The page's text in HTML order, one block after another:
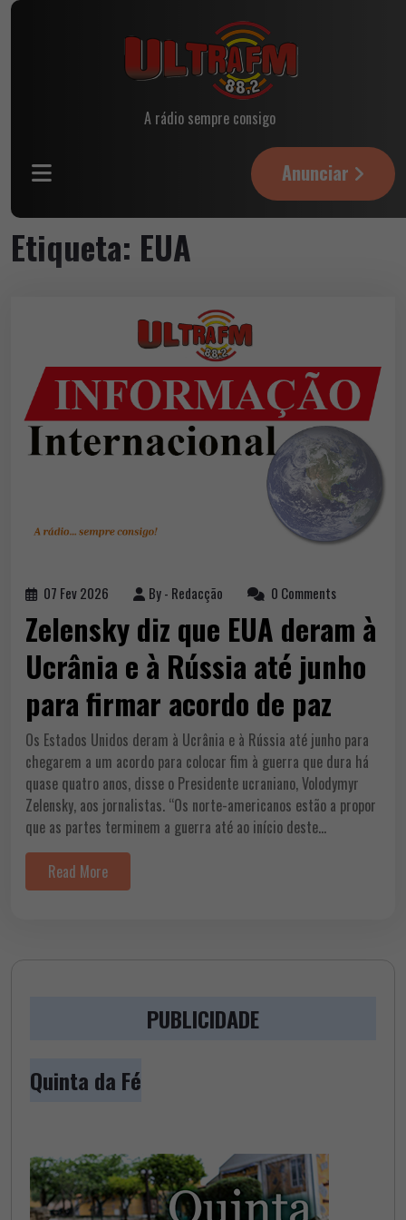
A rádio sempre consigo
Anunciar
Etiqueta: EUA
07 Fev 2026 By - Redacção 0 Comments
Zelensky diz que EUA deram à
Ucrânia e à Rússia até junho
para firmar acordo de paz
Os Estados Unidos deram à Ucrânia e à Rússia até junho para
chegarem a um acordo para colocar fim à guerra que dura há
quase quatro anos, disse o Presidente ucraniano, Volodymyr
Zelensky, aos jornalistas. “Os norte-americanos estão a propor
que as partes terminem a guerra até ao início deste…
Read More
PUBLICIDADE
Quinta da Fé